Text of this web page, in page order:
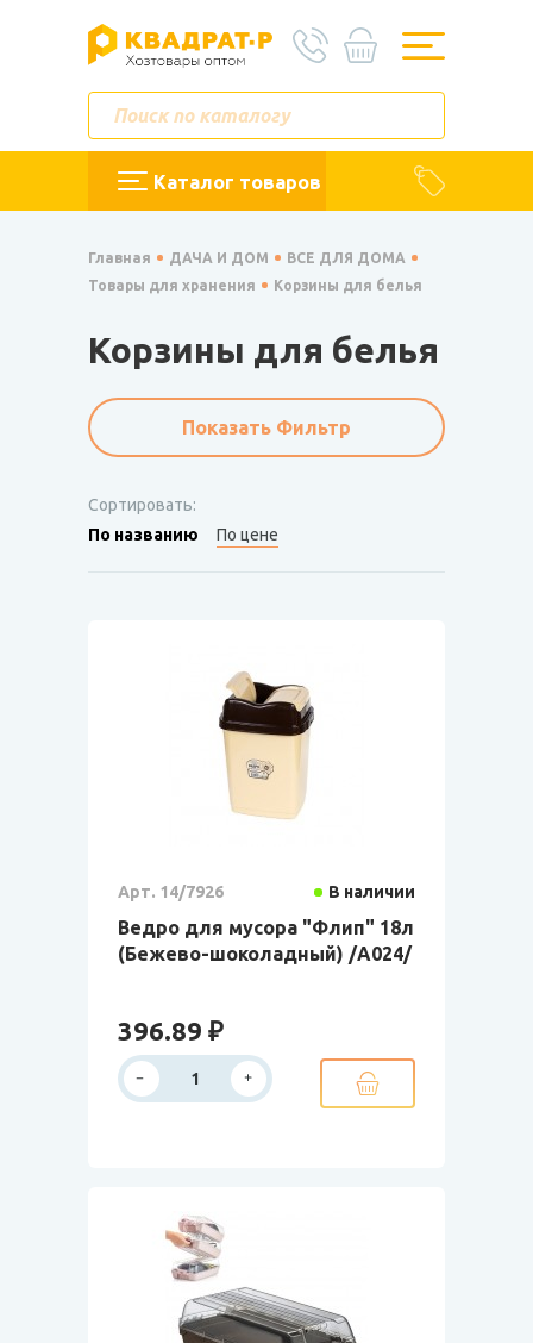
Каталог товаров
Главная ДАЧА И ДОМ
ВСЕ ДЛЯ ДОМА
Товары для хранения
Корзины для белья
Корзины для белья
Показать Фильтр
Сортировать:
По названию
По цене
Арт. 14/7926 В наличии
Ведро для мусора "Флип" 18л
(Бежево-шоколадный) /А024/
396.89 ₽